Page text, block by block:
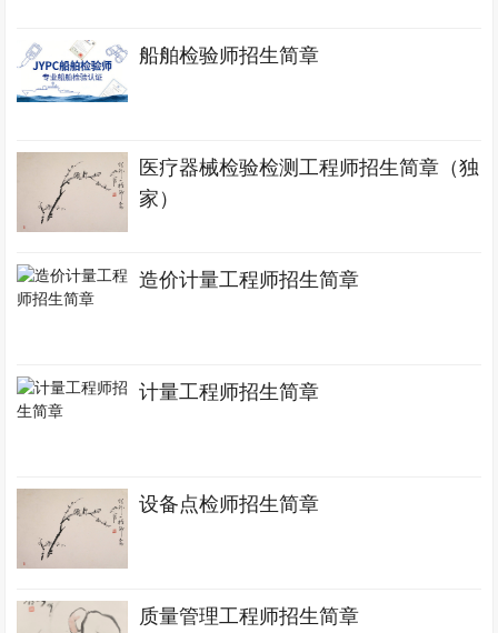
船舶检验师招生简章
医疗器械检验检测工程师招生简章（独
家）
造价计量工程师招生简章
计量工程师招生简章
设备点检师招生简章
质量管理工程师招生简章